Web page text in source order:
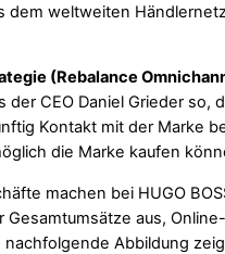
dem weltweiten
(Rebalance
der CEO Daniel Grieder so,
Kontakt mit der Marke
die Marke kaufen
machen bei HUGO
Gesamtumsätze aus,
nachfolgende Abbildung